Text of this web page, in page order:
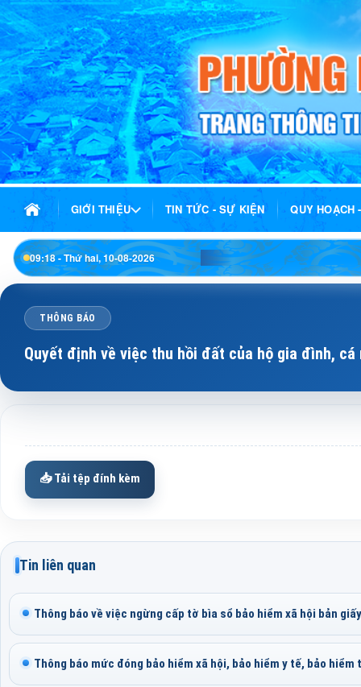
GIỚI THIỆU TIN TỨC - SỰ KIỆN QUY HOẠCH
09:18 - Thứ hai, 10-08-2026
THÔNG BÁO
Quyết định về việc thu hồi đất của hộ gia đình, cá
📥 Tải tệp đính kèm
Tin liên quan
Thông báo về việc ngừng cấp tờ bìa sổ bảo hiểm xã hội bản giấy
Thông báo mức đóng bảo hiểm xã hội, bảo hiểm y tế, bảo